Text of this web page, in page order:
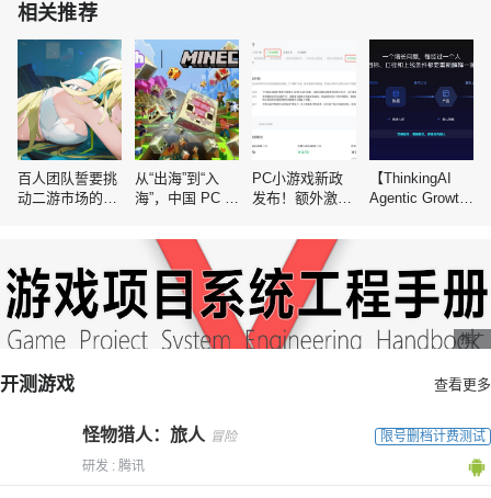
相关推荐
百人团队誓要挑
动二游市场的空
从“出海”到“入
海”，中国 PC 与
过一道坎
PC小游戏新政
发布！额外激励
效期可延长至12
【ThinkingAI
Agentic Growth
什么
推广
开测游戏 查看更多
怪物猎人：旅人 冒险
限号删档计费测试
研发 : 腾讯